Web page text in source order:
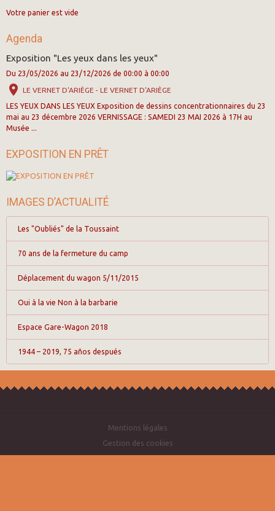
Votre panier est vide
Agenda
Exposition "Les yeux dans les yeux"
Du 23/05/2026 au 23/12/2026 de 00:00 à 00:00
LE VERNET D'ARIÈGE - LE VERNET D'ARIÈGE
LES YEUX DANS LES YEUX Exposition de dessins concentrationnaires du 23
mai au 23 décembre 2026 VERNISSAGE : SAMEDI 23 MAI 2026 à 17H au
Musée ...
EXPOSITION EN PRÊT
IMAGES D’ACTUALITÉ
Les "Oubliés" de la Toussaint
70 ans de la fermeture du camp
Déplacement du wagon 5/11/2015
Oui à la vie Non à la barbarie
Espace Gare-Wagon 2018
1944 – 2019, 75 años después
Mentions légales
Gestion des cookies